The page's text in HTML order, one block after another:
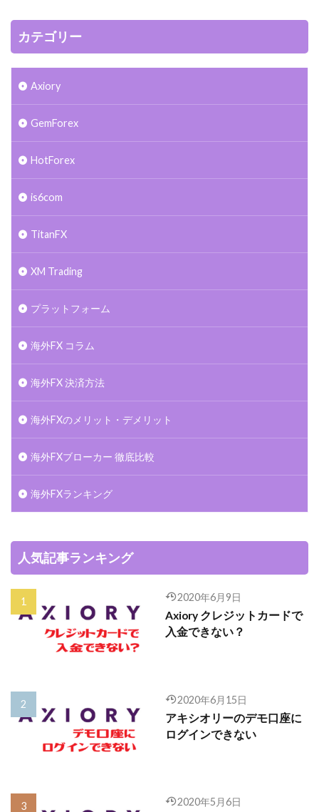
カテゴリー
Axiory
GemForex
HotForex
is6com
TitanFX
XM Trading
プラットフォーム
海外FX コラム
海外FX 決済方法
海外FXのメリット・デメリット
海外FXブローカー 徹底比較
海外FXランキング
人気記事ランキング
2020年6月9日
Axiory クレジットカードで
入金できない？
2020年6月15日
アキシオリーのデモ口座に
ログインできない
2020年5月6日